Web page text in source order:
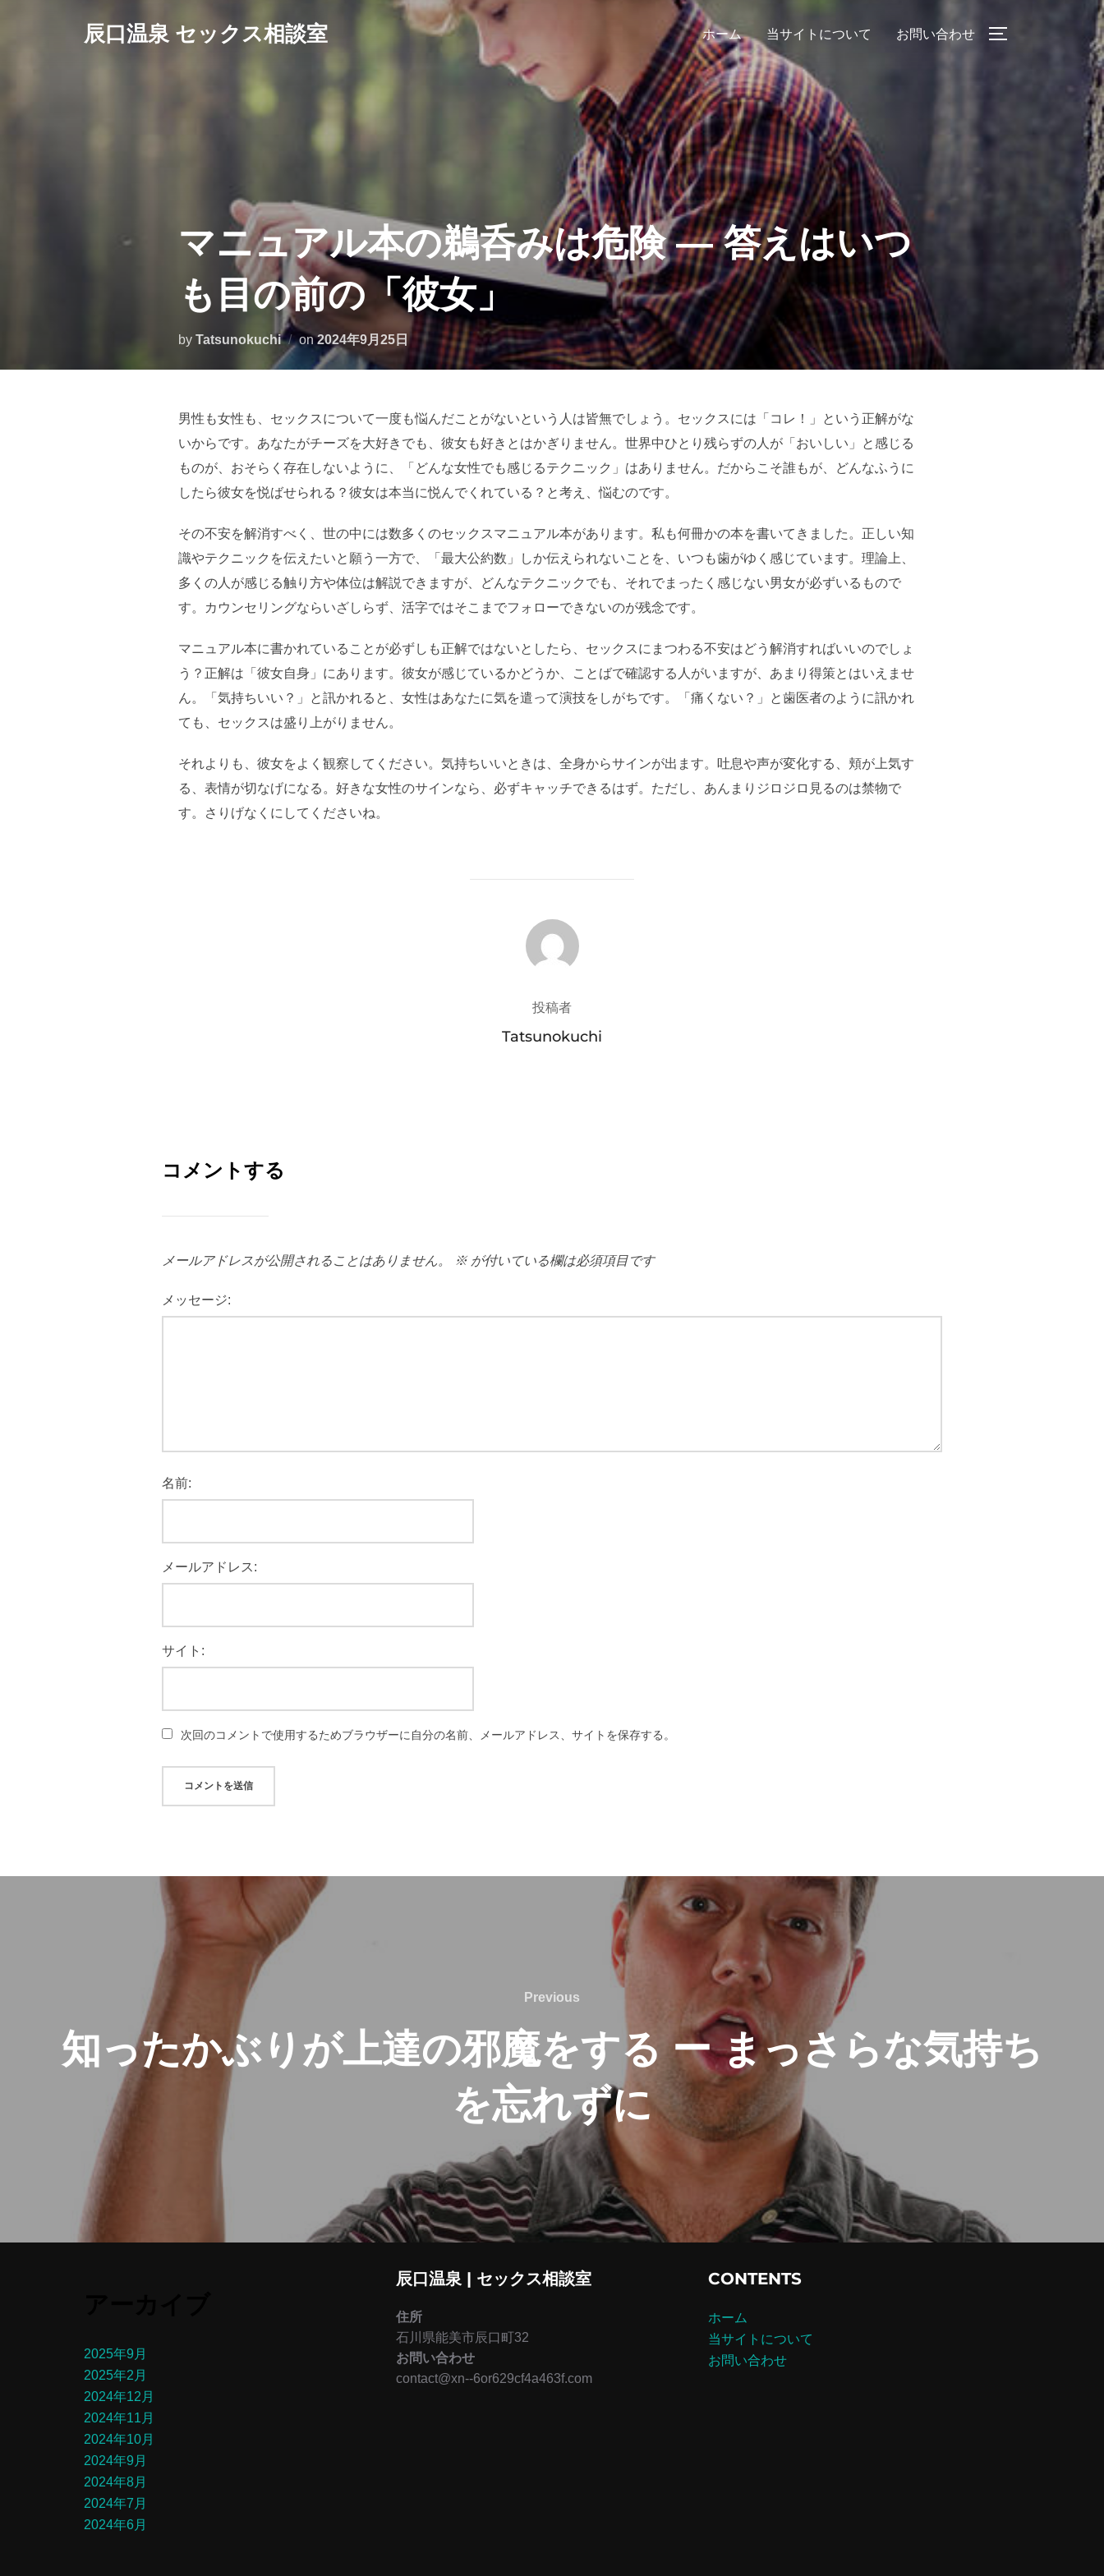
辰口温泉 セックス相談室 ホーム 当サイトについて お問い合わせ サイドバーとナ
マニュアル本の鵜呑みは危険 ― 答えはいつ
も目の前の「彼女」
by Tatsunokuchi on投
稿
2024年9月25日
男性も女性も、セックスについて一度も悩んだことがないという人は皆無でしょう。セックスには「コレ！」という正解がな
いからです。あなたがチーズを大好きでも、彼女も好きとはかぎりません。世界中ひとり残らずの人が「おいしい」と感じる
ものが、おそらく存在しないように、「どんな女性でも感じるテクニック」はありません。だからこそ誰もが、どんなふうに
したら彼女を悦ばせられる？彼女は本当に悦んでくれている？と考え、悩むのです。
その不安を解消すべく、世の中には数多くのセックスマニュアル本があります。私も何冊かの本を書いてきました。正しい知
識やテクニックを伝えたいと願う一方で、「最大公約数」しか伝えられないことを、いつも歯がゆく感じています。理論上、
多くの人が感じる触り方や体位は解説できますが、どんなテクニックでも、それでまったく感じない男女が必ずいるもので
す。カウンセリングならいざしらず、活字ではそこまでフォローできないのが残念です。
マニュアル本に書かれていることが必ずしも正解ではないとしたら、セックスにまつわる不安はどう解消すればいいのでしょ
う？正解は「彼女自身」にあります。彼女が感じているかどうか、ことばで確認する人がいますが、あまり得策とはいえませ
ん。「気持ちいい？」と訊かれると、女性はあなたに気を遣って演技をしがちです。「痛くない？」と歯医者のように訊かれ
ても、セックスは盛り上がりません。
それよりも、彼女をよく観察してください。気持ちいいときは、全身からサインが出ます。吐息や声が変化する、頬が上気す
る、表情が切なげになる。好きな女性のサインなら、必ずキャッチできるはず。ただし、あんまりジロジロ見るのは禁物で
す。さりげなくにしてくださいね。
投稿者
投稿者
Tatsunokuchi
コメントする
メールアドレスが公開されることはありません。 ※ が付いている欄は必須項目です
メッセージ:
名前:
メールアドレス:
サイト:
次回のコメントで使用するためブラウザーに自分の名前、メールアドレス、サイトを保存する。
Previous
Previous
知ったかぶりが上達の邪魔をする ー まっさらな気持ち
を忘れずに
2025年9月
2025年2月
2024年12月
2024年11月
2024年10月
2024年9月
2024年8月
2024年7月
2024年6月
辰口温泉 | セックス相談室
住所
石川県能美市辰口町32
お問い合わせ
contact@xn--6or629cf4a463f.com
CONTENTS
ホーム
当サイトについて
お問い合わせ